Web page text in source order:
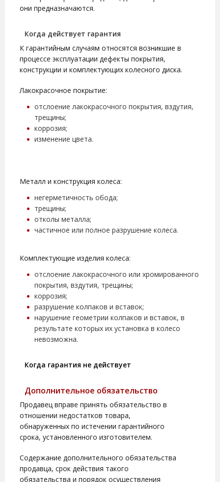
они предназначаются.
Когда действует гарантия
К гарантийным случаям относятся возникшие в
процессе эксплуатации дефекты покрытия,
конструкции и комплектующих колесного диска.
Лакокрасочное покрытие:
отслоение лакокрасочного покрытия, вздутия,
трещины;
коррозия;
изменение цвета.
Металл и конструкция колеса:
негерметичность обода;
трещины;
отколы металла;
частичное или полное разрушение колеса.
Комплектующие изделия колеса:
отслоение лакокрасочного или хромированного
покрытия, вздутия, трещины;
коррозия;
разрушение колпаков и вставок;
нарушение геометрии колпаков и вставок, в
результате которых их установка в колесо
невозможна.
Когда гарантия не действует
Дополнительное обязательство
Продавец вправе принять обязательство в
отношении недостатков товара,
обнаруженных по истечении гарантийного
срока, установленного изготовителем.
Содержание дополнительного обязательства
продавца, срок действия такого
обязательства и порядок осуществления